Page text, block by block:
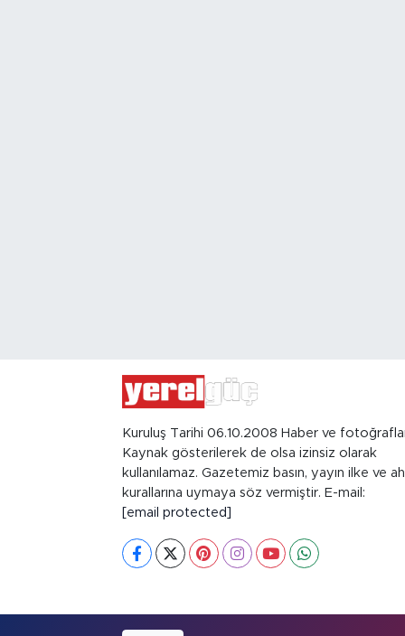
Kuruluş Tarihi 06.10.2008 Haber ve
Kaynak gösterilerek de olsa izinsiz olarak
kullanılamaz. Gazetemiz basın, yayın ilke ve
kurallarına uymaya söz vermiştir. E-mail:
[email protected]